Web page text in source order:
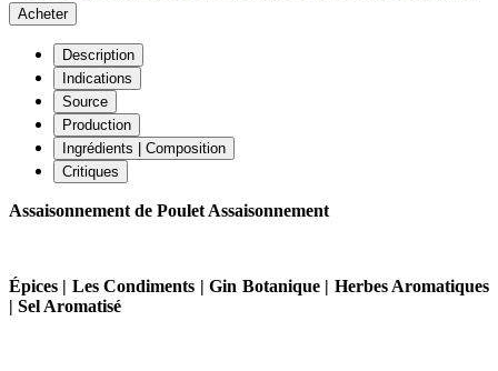
Acheter
Description
Indications
Source
Production
Ingrédients | Composition
Critiques
Assaisonnement de Poulet Assaisonnement
Épices | Les Condiments | Gin Botanique | Herbes Aromatiques
| Sel Aromatisé